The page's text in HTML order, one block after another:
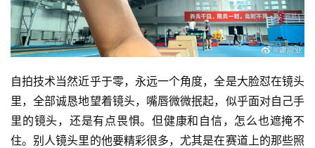
自拍技术当然近乎于零，永远一个角度，全是大脸怼在镜头
里，全部诚恳地望着镜头，嘴唇微微抿起，似乎面对自己手
里的镜头，还是有点畏惧。但健康和自信，怎么也遮掩不
住。别人镜头里的他要精彩很多，尤其是在赛道上的那些照